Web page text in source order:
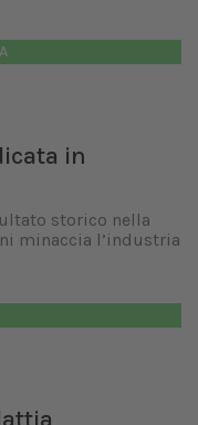
in
storico nella
minaccia l’industria